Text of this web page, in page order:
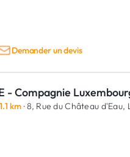
Demander un devis
- Compagnie
1.1 km · 8, Rue du Château d'Eau,